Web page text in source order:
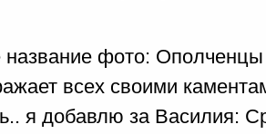
фото: Ополченцы
всех своими
я добавлю за Василия: